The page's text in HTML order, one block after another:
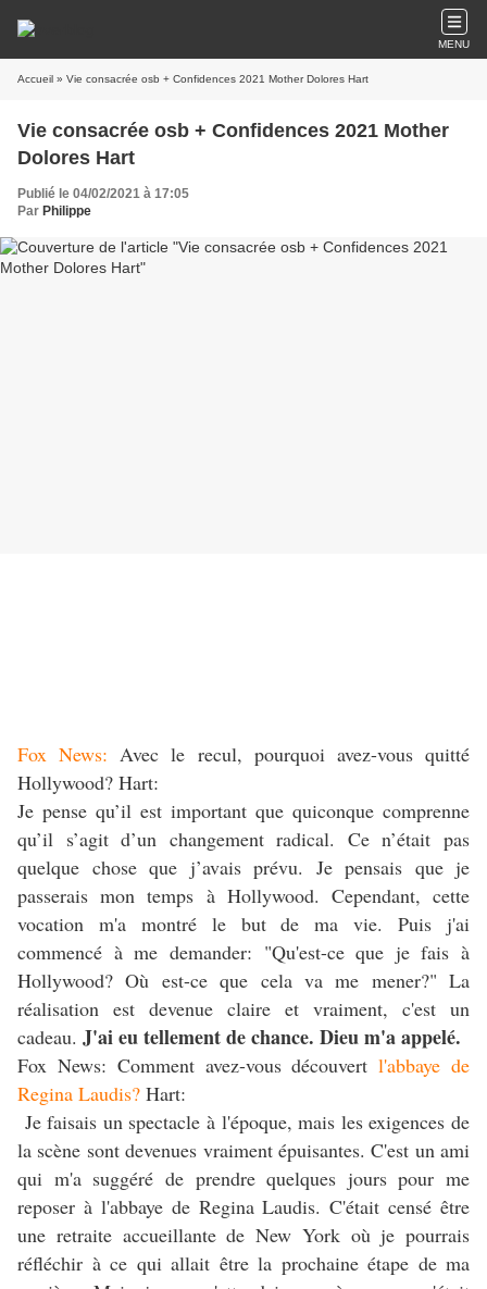
MENU
Accueil » Vie consacrée osb + Confidences 2021 Mother Dolores Hart
Vie consacrée osb + Confidences 2021 Mother
Dolores Hart
Publié le 04/02/2021 à 17:05
Par Philippe
Fox News: Avec le recul, pourquoi avez-vous quitté
Hollywood? Hart:
Je pense qu’il est important que quiconque comprenne
qu’il s’agit d’un changement radical. Ce n’était pas
quelque chose que j’avais prévu. Je pensais que je
passerais mon temps à Hollywood. Cependant, cette
vocation m'a montré le but de ma vie. Puis j'ai
commencé à me demander: "Qu'est-ce que je fais à
Hollywood? Où est-ce que cela va me mener?" La
réalisation est devenue claire et vraiment, c'est un
cadeau. J'ai eu tellement de chance. Dieu m'a appelé.
Fox News: Comment avez-vous découvertl'abbaye de
Regina Laudis? Hart:
Je faisais un spectacle à l'époque, mais les exigences de
la scène sont devenues vraiment épuisantes. C'est un ami
qui m'a suggéré de prendre quelques jours pour me
reposer à l'abbaye de Regina Laudis. C'était censé être
une retraite accueillante de New York où je pourrais
réfléchir à ce qui allait être la prochaine étape de ma